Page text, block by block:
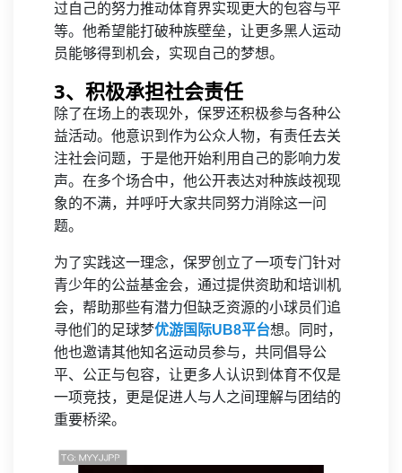
过自己的努力推动体育界实现更大的包容与平
等。他希望能打破种族壁垒，让更多黑人运动
员能够得到机会，实现自己的梦想。
3、积极承担社会责任
除了在场上的表现外，保罗还积极参与各种公
益活动。他意识到作为公众人物，有责任去关
注社会问题，于是他开始利用自己的影响力发
声。在多个场合中，他公开表达对种族歧视现
象的不满，并呼吁大家共同努力消除这一问
题。
为了实践这一理念，保罗创立了一项专门针对
青少年的公益基金会，通过提供资助和培训机
会，帮助那些有潜力但缺乏资源的小球员们追
寻他们的足球梦优游国际UB8平台想。同时，
他也邀请其他知名运动员参与，共同倡导公
平、公正与包容，让更多人认识到体育不仅是
一项竞技，更是促进人与人之间理解与团结的
重要桥梁。